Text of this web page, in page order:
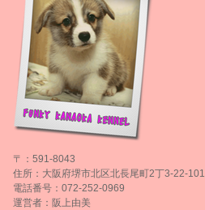
〒：591-8043
住所：大阪府堺市北区北長尾町2丁3-22-101
電話番号：072-252-0969
運営者：阪上由美